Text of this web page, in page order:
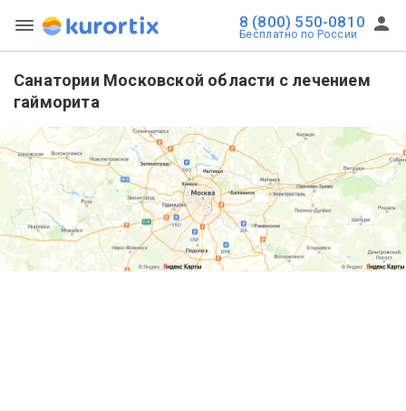
8 (800) 550-0810
Бесплатно по России
Санатории Московской области с лечением
гайморита